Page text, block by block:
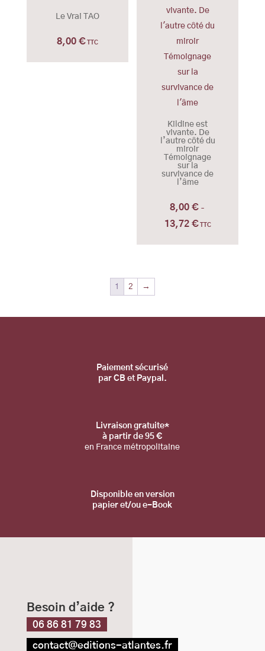
18,00 €
Le Vrai TAO
8,00 € TTC
Kildine est
vivante. De
l’autre côté du
miroir
Témoignage
sur la
survivance de
l’âme
8,00€ –
13,72 €Plage
TTC
1 2 →
Paiement sécurisé
par CB et Paypal.
Livraison gratuite*
à partir de 95 €
en France métropolitaine
Disponible en version
papier et/ou e-Book
Besoin d’aide ?
06 86 81 79 83
contact@editions-atlantes.fr